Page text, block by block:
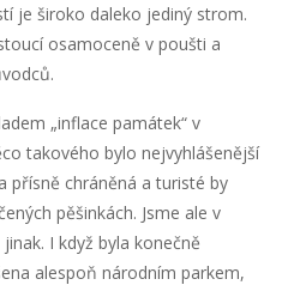
je široko daleko jediný strom.
osamoceně v poušti a
„inflace památek“ v
takového bylo nejvyhlášenější
přísně chráněná a turisté by
pěšinkách. Jsme ale v
I když byla konečně
alespoň národním parkem,